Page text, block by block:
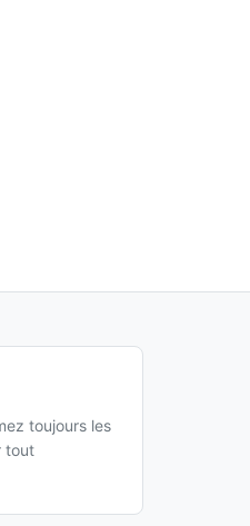
toujours les
tout